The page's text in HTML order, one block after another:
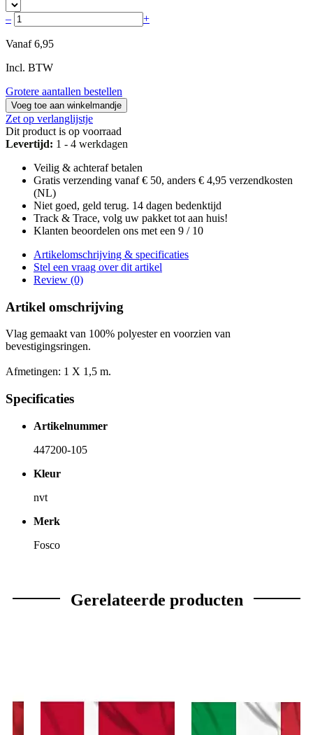
– +
Vanaf 6,95
Incl. BTW
Grotere aantallen bestellen
Voeg toe aan winkelmandje
Zet op verlanglijstje
Dit product is op voorraad
Levertijd: 1 - 4 werkdagen
Veilig & achteraf betalen
Gratis verzending vanaf € 50, anders € 4,95 verzendkosten
(NL)
Niet goed, geld terug. 14 dagen bedenktijd
Track & Trace, volg uw pakket tot aan huis!
Klanten beoordelen ons met een 9 / 10
Artikelomschrijving & specificaties
Stel een vraag over dit artikel
Review (0)
Artikel omschrijving
Vlag gemaakt van 100% polyester en voorzien van
bevestigingsringen.
Afmetingen: 1 X 1,5 m.
Specificaties
Artikelnummer
447200-105
Kleur
nvt
Merk
Fosco
Gerelateerde producten